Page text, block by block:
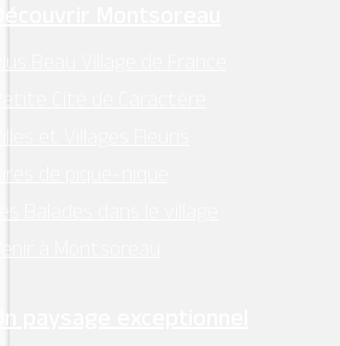
Montsoreau
Beau Village de France
Cité de Caractère
et Villages Fleuris
de pique-nique
Balades dans le village
à Montsoreau
paysage exceptionnel